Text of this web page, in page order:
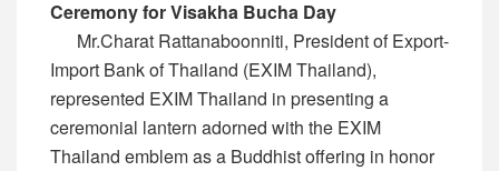
Ceremony for Visakha Bucha Day
Mr.Charat Rattanaboonniti, President of Export-
Import Bank of Thailand (EXIM Thailand),
represented EXIM Thailand in presenting a
ceremonial lantern adorned with the EXIM
Thailand emblem as a Buddhist offering in honor